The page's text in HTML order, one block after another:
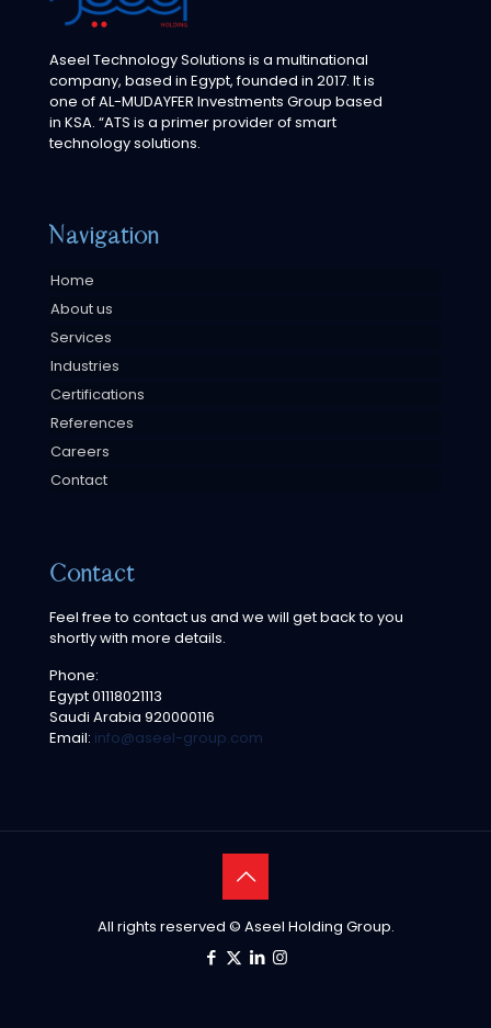
Aseel Technology Solutions is a multinational
company, based in Egypt, founded in 2017. It is
one of AL-MUDAYFER Investments Group based
in KSA. “ATS is a primer provider of smart
technology solutions.
Navigation
Home
About us
Services
Industries
Certifications
References
Careers
Contact
Contact
Feel free to contact us and we will get back to you
shortly with more details.
Phone:
Egypt01118021113
Saudi Arabia 920000116
Email: info@aseel-group.com
All rights reserved © Aseel Holding Group.